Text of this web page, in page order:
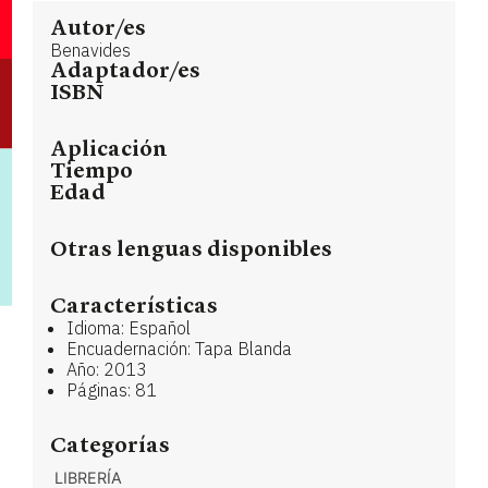
Autor/es
Benavides
Adaptador/es
ISBN
Aplicación
Tiempo
Edad
Otras lenguas disponibles
Características
Idioma: Español
Encuadernación: Tapa Blanda
Año: 2013
Páginas: 81
Categorías
LIBRERÍA